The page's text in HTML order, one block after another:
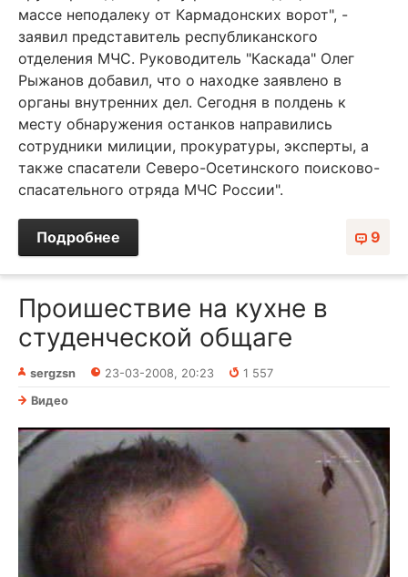
массе неподалеку от Кармадонских ворот", -
заявил представитель республиканского
отделения МЧС. Руководитель "Каскада" Олег
Рыжанов добавил, что о находке заявлено в
органы внутренних дел. Сегодня в полдень к
месту обнаружения останков направились
сотрудники милиции, прокуратуры, эксперты, а
также спасатели Северо-Осетинского поисково-
спасательного отряда МЧС России".
9
Подробнее
Проишествие на кухне в
студенческой общаге
sergzsn 23-03-2008, 20:23
1 557
Видео